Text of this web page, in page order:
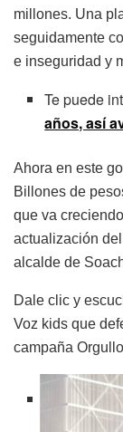
millones. Una
seguidamente
e inseguridad y
Te puede
años, así
Ahora en este
Billones de
que va
actualización
alcalde de
Dale clic y
Voz kids que
campaña
Fuente: